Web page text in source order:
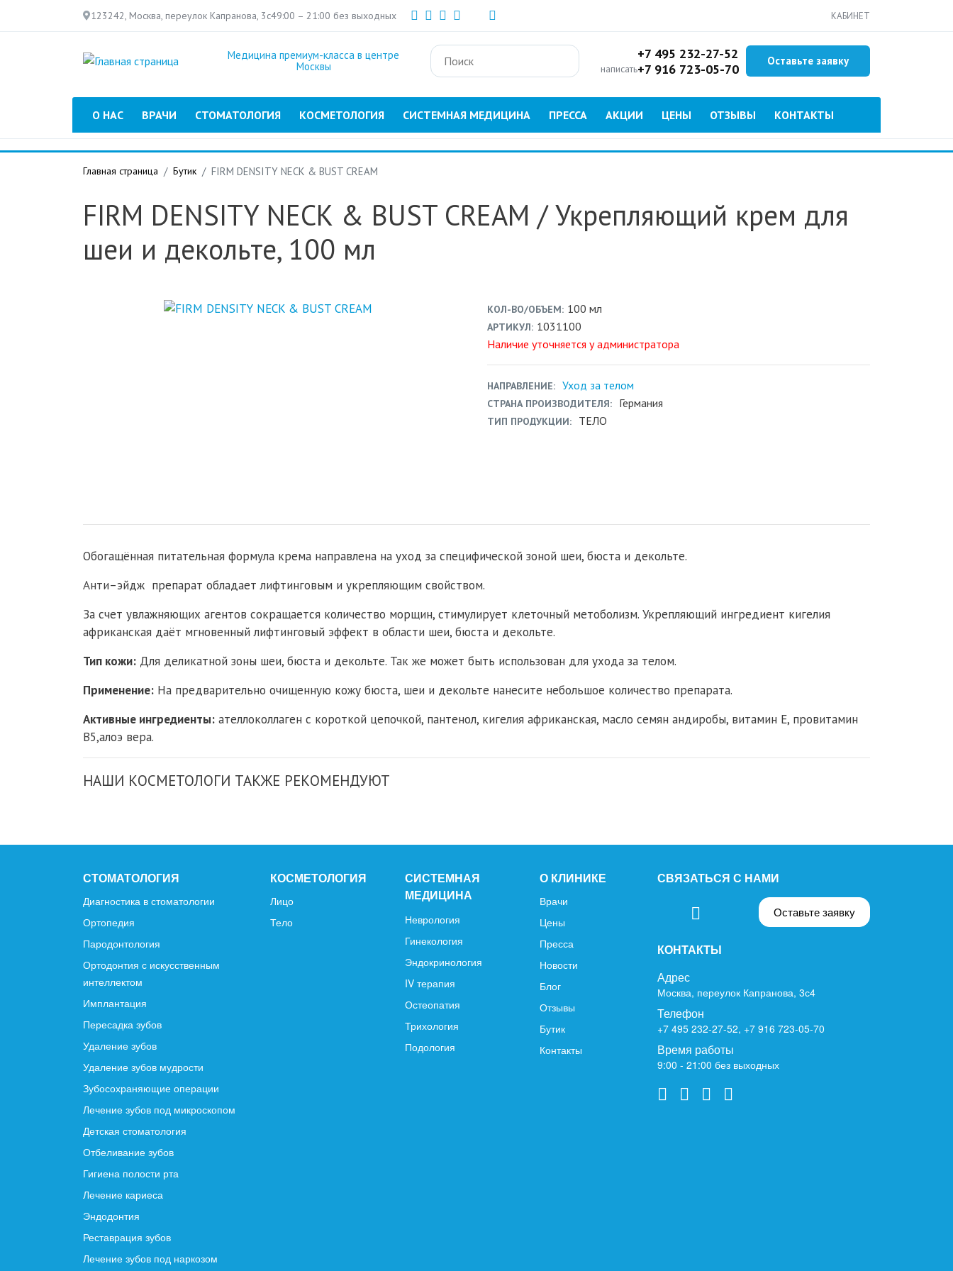
Перейти
основному
123242, Москва, переулок Капранова, 3с49:00 – 21:00 без выходных КАБИНЕТ
Медицина премиум-класса в центре
Москвы
+7 495 232-27-52
написать+7 916 723-05-70 Оставьте заявку
О НАС ВРАЧИ СТОМАТОЛОГИЯ КОСМЕТОЛОГИЯ СИСТЕМНАЯ МЕДИЦИНА ПРЕССА АКЦИИ ЦЕНЫ ОТЗЫВЫ КОНТАКТЫ
Главная страница Бутик FIRM DENSITY NECK & BUST CREAM
FIRM DENSITY NECK & BUST CREAM / Укрепляющий крем для
шеи и декольте, 100 мл
КОЛ-ВО/ОБЪЕМ 100 мл
АРТИКУЛ 1031100
Наличие уточняется у администратора
НАПРАВЛЕНИЕ Уход за телом
СТРАНА ПРОИЗВОДИТЕЛЯ Германия
ТИП ПРОДУКЦИИ ТЕЛО
Обогащённая питательная формула крема направлена на уход за специфической зоной шеи, бюста и декольте.
Анти–эйдж препарат обладает лифтинговым и укрепляющим свойством.
За счет увлажняющих агентов сокращается количество морщин, стимулирует клеточный метоболизм. Укрепляющий ингредиент кигелия
африканская даёт мгновенный лифтинговый эффект в области шеи, бюста и декольте.
Тип кожи: Для деликатной зоны шеи, бюста и декольте. Так же может быть использован для ухода за телом.
Применение: На предварительно очищенную кожу бюста, шеи и декольте нанесите небольшое количество препарата.
Активные ингредиенты: ателлоколлаген с короткой цепочкой, пантенол, кигелия африканская, масло семян андиробы, витамин Е, провитамин
В5,алоэ вера.
НАШИ КОСМЕТОЛОГИ ТАКЖЕ РЕКОМЕНДУЮТ
СТОМАТОЛОГИЯ
Диагностика в стоматологии
Ортопедия
Пародонтология
Ортодонтия с искусственным
интеллектом
Имплантация
Пересадка зубов
Удаление зубов
Удаление зубов мудрости
Зубосохраняющие операции
Лечение зубов под микроскопом
Детская стоматология
Отбеливание зубов
Гигиена полости рта
Лечение кариеса
Эндодонтия
Реставрация зубов
Лечение зубов под наркозом
КОСМЕТОЛОГИЯ
Лицо
Тело
СИСТЕМНАЯ
МЕДИЦИНА
Неврология
Гинекология
Эндокринология
IV терапия
Остеопатия
Трихология
Подология
О КЛИНИКЕ
Врачи
Цены
Пресса
Новости
Блог
Отзывы
Бутик
Контакты
СВЯЗАТЬСЯ С НАМИ
Оставьте заявку
КОНТАКТЫ
Адрес
Москва, переулок Капранова, 3с4
Телефон
+7 495 232-27-52, +7 916 723-05-70
Время работы
9:00 - 21:00 без выходных